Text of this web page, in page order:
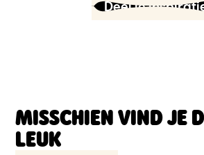
Deel je
MISSCHIEN VIND JE
LEUK